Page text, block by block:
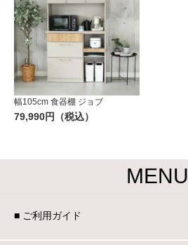
幅105cm 食器棚 ジョブ
79,990円（税込）
MENU
■ ご利用ガイド